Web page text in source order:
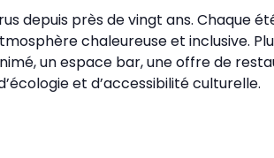
depuis près de vingt ans. Chaque
chaleureuse et inclusive.
un espace bar, une offre de
et d’accessibilité culturelle.